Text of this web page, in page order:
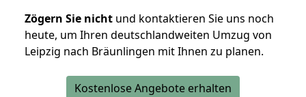
Zögern Sie nicht und kontaktieren Sie uns noch
heute, um Ihren deutschlandweiten Umzug von
Leipzig nach Bräunlingen mit Ihnen zu planen.
Kostenlose Angebote erhalten